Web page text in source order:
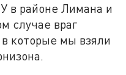
в районе Лимана и
случае враг
которые мы взяли